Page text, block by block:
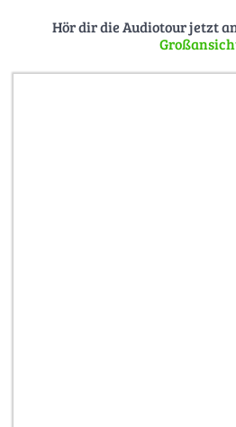
Hör dir die Audiotour jetzt